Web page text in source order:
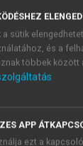
a sütik
és a
többek között
APP
ezt a